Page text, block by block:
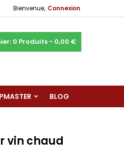
Bienvenue, Connexion
0 Produits - 0,00 €
BLOG
vin chaud